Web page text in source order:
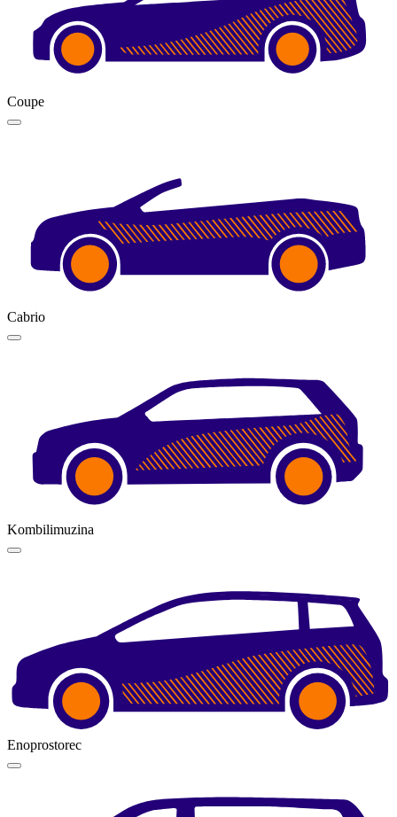
Coupe
Cabrio
Kombilimuzina
Enoprostorec